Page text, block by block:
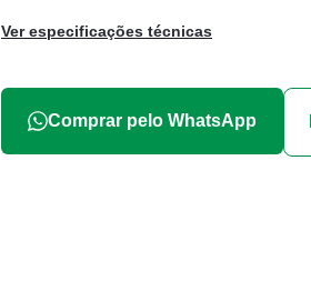
Ver especificações técnicas
Comprar pelo WhatsApp